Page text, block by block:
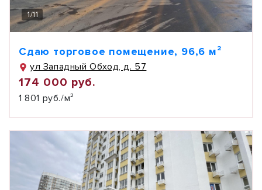
1/11
Сдаю торговое помещение, 96,6 м²
ул Западный Обход, д. 57
174 000 руб.
1 801 руб./м²